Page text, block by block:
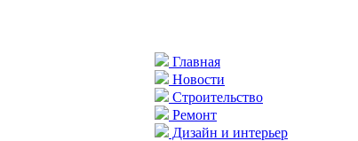
Главная
Новости
Строительство
Ремонт
Дизайн и интерьер